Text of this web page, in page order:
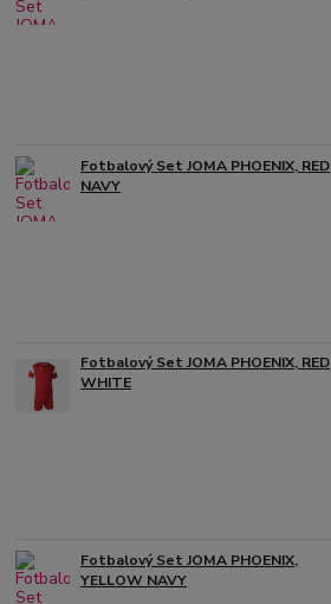
Fotbalový Set JOMA PHOENIX, RED
NAVY
Fotbalový Set JOMA PHOENIX, RED
WHITE
Fotbalový Set JOMA PHOENIX,
YELLOW NAVY